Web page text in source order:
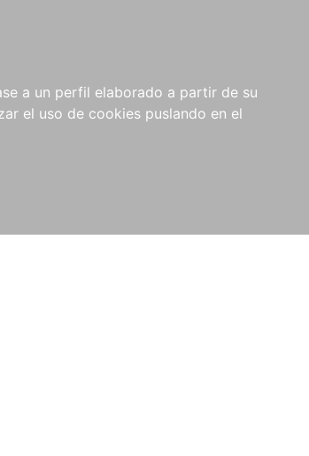
a un perfil elaborado a partir de su
el uso de cookies puslando en el
NOTICIAS
COMPRAS
INSTITUCIONALES